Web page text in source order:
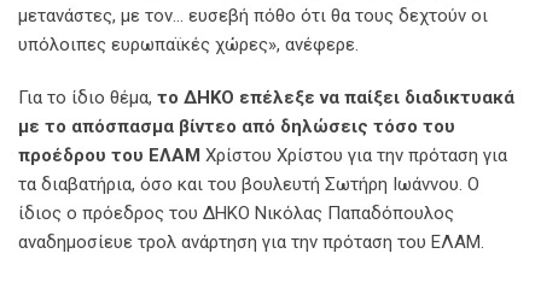
μετανάστες, με τον… ευσεβή πόθο ότι θα τους δεχτούν οι
υπόλοιπες ευρωπαϊκές χώρες», ανέφερε.
Για το ίδιο θέμα, το ΔΗΚΟ επέλεξε να παίξει διαδικτυακά
με το απόσπασμα βίντεο από δηλώσεις τόσο του
προέδρου του ΕΛΑΜ Χρίστου Χρίστου για την πρόταση για
τα διαβατήρια, όσο και του βουλευτή Σωτήρη Ιωάννου. Ο
ίδιος ο πρόεδρος του ΔΗΚΟ Νικόλας Παπαδόπουλος
αναδημοσίευε τρολ ανάρτηση για την πρόταση του ΕΛΑΜ.